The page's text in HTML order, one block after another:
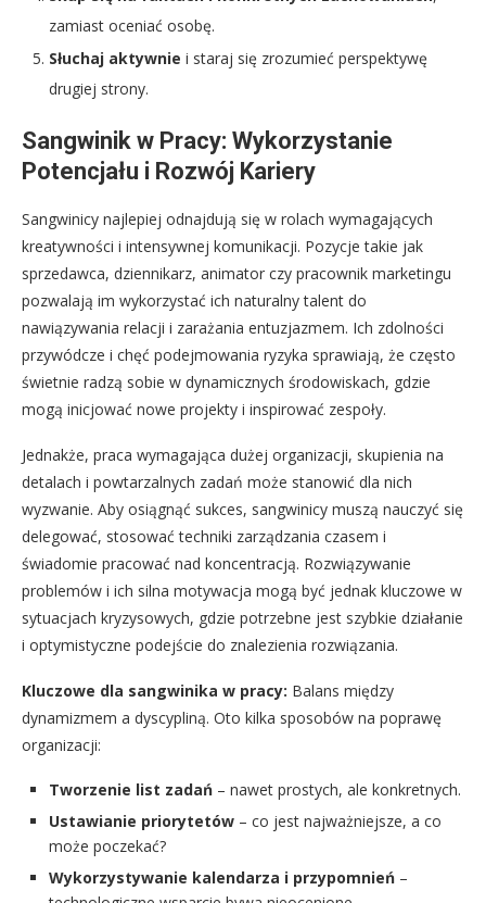
zamiast oceniać osobę.
Słuchaj aktywnie i staraj się zrozumieć perspektywę
drugiej strony.
Sangwinik w Pracy: Wykorzystanie
Potencjału i Rozwój Kariery
Sangwinicy najlepiej odnajdują się w rolach wymagających
kreatywności i intensywnej komunikacji. Pozycje takie jak
sprzedawca, dziennikarz, animator czy pracownik marketingu
pozwalają im wykorzystać ich naturalny talent do
nawiązywania relacji i zarażania entuzjazmem. Ich zdolności
przywódcze i chęć podejmowania ryzyka sprawiają, że często
świetnie radzą sobie w dynamicznych środowiskach, gdzie
mogą inicjować nowe projekty i inspirować zespoły.
Jednakże, praca wymagająca dużej organizacji, skupienia na
detalach i powtarzalnych zadań może stanowić dla nich
wyzwanie. Aby osiągnąć sukces, sangwinicy muszą nauczyć się
delegować, stosować techniki zarządzania czasem i
świadomie pracować nad koncentracją. Rozwiązywanie
problemów i ich silna motywacja mogą być jednak kluczowe w
sytuacjach kryzysowych, gdzie potrzebne jest szybkie działanie
i optymistyczne podejście do znalezienia rozwiązania.
Kluczowe dla sangwinika w pracy: Balans między
dynamizmem a dyscypliną. Oto kilka sposobów na poprawę
organizacji:
Tworzenie list zadań – nawet prostych, ale konkretnych.
Ustawianie priorytetów – co jest najważniejsze, a co
może poczekać?
Wykorzystywanie kalendarza i przypomnień –